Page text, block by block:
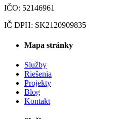
IČO: 52146961
IČ DPH: SK2120909835
Mapa stránky
Služby
Riešenia
Projekty
Blog
Kontakt